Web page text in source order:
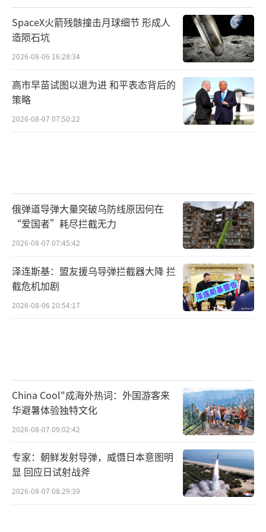
SpaceX火箭残骸撞击月球细节 形成人
造陨石坑
2026-08-06 16:28:34
高市早苗试图以退为进 和平表态背后的
策略
2026-08-07 07:50:22
俄弹道导弹大量突破乌防线原因何在
“爱国者”耗尽拦截无力
2026-08-07 07:45:42
泽连斯基：盟友援乌导弹拦截器大降 拦
截危机加剧
2026-08-06 20:54:17
China Cool"成海外热词：外国游客来
华避暑体验独特文化
2026-08-07 09:02:42
专家：朝鲜发射导弹，威慑日本意图明
显 回应日试射战斧
2026-08-07 08:29:39